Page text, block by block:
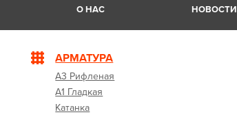
О НАС НОВОСТИ
АРМАТУРА
А3 Рифленая
А1 Гладкая
Катанка